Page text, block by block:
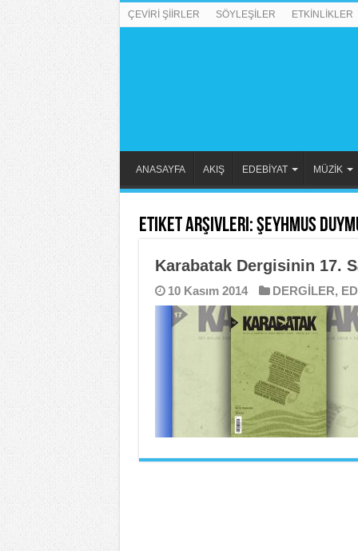
ÇEVİRİ ŞİİRLER SÖYLEŞİLER ETKİNLİKLER
ANASAYFA AKIŞ EDEBİYAT MÜZİK
Etiket Arşivleri:Şeyhmus
Karabatak Dergisinin 17.
10 Kasım 2014 DERGİLER,